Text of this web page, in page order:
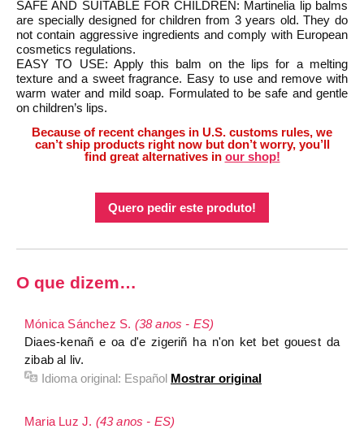
SAFE AND SUITABLE FOR CHILDREN: Martinelia lip balms
are specially designed for children from 3 years old. They do
not contain aggressive ingredients and comply with European
cosmetics regulations.
EASY TO USE: Apply this balm on the lips for a melting
texture and a sweet fragrance. Easy to use and remove with
warm water and mild soap. Formulated to be safe and gentle
on children’s lips.
Because of recent changes in U.S. customs rules, we
can’t ship products right now but don’t worry, you’ll
find great alternatives in our shop!
Quero pedir este produto!
O que dizem…
Mónica Sánchez S. (38 anos - ES)
Diaes-kenañ e oa d'e zigeriñ ha n'on ket bet gouest da
zibab al liv.
Idioma original: Español Mostrar original
Maria Luz J. (43 anos - ES)